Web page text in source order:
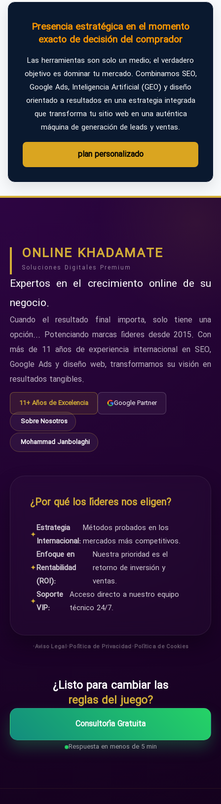
Presencia estratégica en el momento
exacto de decisión del comprador
Las herramientas son solo un medio; el verdadero
objetivo es dominar tu mercado. Combinamos SEO,
Google Ads, Inteligencia Artificial (GEO) y diseño
orientado a resultados en una estrategia integrada
que transforma tu sitio web en una auténtica
máquina de generación de leads y ventas.
plan personalizado
ONLINE KHADAMATE
Soluciones Digitales Premium
Expertos en el crecimiento online de su
negocio.
Cuando el resultado final importa, solo tiene una
opción... Potenciando marcas líderes desde 2015. Con
más de 11 años de experiencia internacional en SEO,
Google Ads y diseño web, transformamos su visión en
resultados tangibles.
11+ Años de Excelencia
Google Partner
Sobre Nosotros
Mohammad Janbolaghi
¿Por qué los líderes nos eligen?
✦
Estrategia
Internacional:
Métodos probados en los
mercados más competitivos.
✦
Enfoque en
Rentabilidad
(ROI):
Nuestra prioridad es el
retorno de inversión y
ventas.
✦
Soporte
VIP:
Acceso directo a nuestro equipo
técnico 24/7.
•Aviso Legal•Política de Privacidad•Política de Cookies
¿Listo para cambiar las
reglas del juego?
Consultoría Gratuita
Respuesta en menos de 5 min